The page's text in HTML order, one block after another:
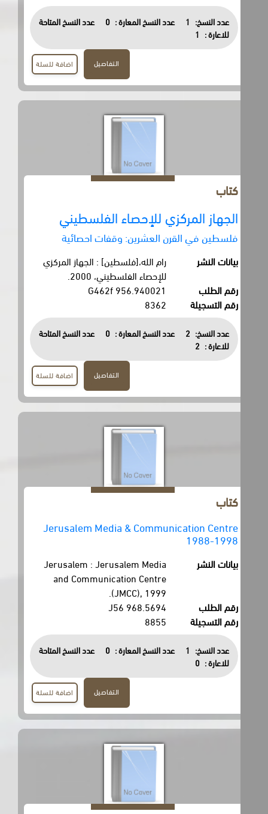
عدد النسخ: 1 عدد النسخ المعارة : 0
عدد النسخ المتاحة
للاعارة :
1
اضافة للسلة
الجهاز المركزي للإحصاء الفلسطيني
فلسطين في القرن العشرين: وقفات احصائية
بيانات النشر
رام الله،[فلسطين] : الجهاز المركزي
للإحصاء الفلسطيني، 2000.
رقم الطلب
956.940021 G462f
رقم التسجيلة
8362
عدد النسخ: 2 عدد النسخ المعارة : 0
عدد النسخ المتاحة
للاعارة :
2
اضافة للسلة
Jerusalem Media & Communication Centre
1988-1998
بيانات النشر
Jerusalem : Jerusalem Media
and Communication Centre
(JMCC), 1999.
رقم الطلب
968.5694 J56
رقم التسجيلة
8855
عدد النسخ: 1 عدد النسخ المعارة : 0
عدد النسخ المتاحة
للاعارة :
0
اضافة للسلة